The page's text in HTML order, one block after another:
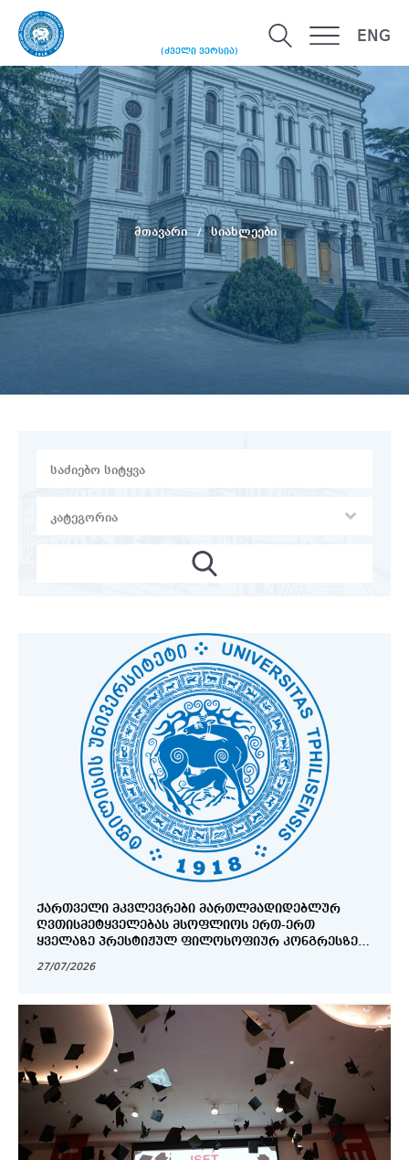
(ძველი ვერსია)
ENG
მთავარი სიახლეები
ᲥᲐᲠᲗᲕᲔᲚᲘ ᲛᲙᲕᲚᲔᲕᲠᲔᲑᲘ ᲛᲐᲠᲗᲚᲛᲐᲓᲘᲓᲔᲑᲚᲣᲠ
ᲦᲕᲗᲘᲡᲛᲔᲢᲧᲕᲔᲚᲔᲑᲐᲡ ᲛᲡᲝᲤᲚᲘᲝᲡ ᲔᲠᲗ-ᲔᲠᲗ
ᲧᲕᲔᲚᲐᲖᲔ ᲞᲠᲔᲡᲢᲘᲟᲣᲚ ᲤᲘᲚᲝᲡᲝᲤᲘᲣᲠ ᲙᲝᲜᲒᲠᲔᲡᲖᲔ
27/07/2026